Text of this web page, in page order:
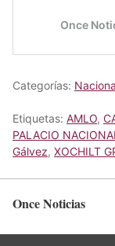
Categorías:
Etiquetas: AMLO,
PALACIO NACIONAL
Gálvez, XOCHILT
Once Noticias